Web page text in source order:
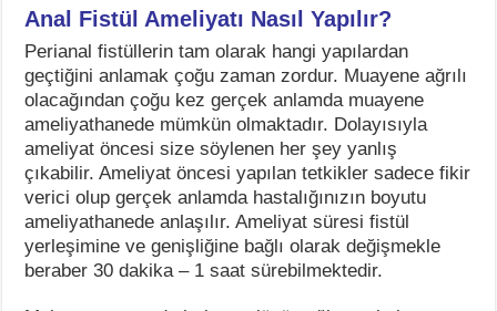
Anal Fistül Ameliyatı Nasıl Yapılır?
Perianal fistüllerin tam olarak hangi yapılardan
geçtiğini anlamak çoğu zaman zordur. Muayene ağrılı
olacağından çoğu kez gerçek anlamda muayene
ameliyathanede mümkün olmaktadır. Dolayısıyla
ameliyat öncesi size söylenen her şey yanlış
çıkabilir. Ameliyat öncesi yapılan tetkikler sadece fikir
verici olup gerçek anlamda hastalığınızın boyutu
ameliyathanede anlaşılır. Ameliyat süresi fistül
yerleşimine ve genişliğine bağlı olarak değişmekle
beraber 30 dakika – 1 saat sürebilmektedir.